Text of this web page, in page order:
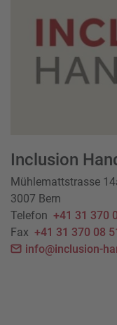
Inclusion
Mühlemattstrasse
3007 Bern
Telefon +41 31 370
Fax +41 31 370 08
info@inclusion-